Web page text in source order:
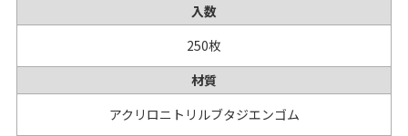
入数
250枚
材質
アクリロニトリルブタジエンゴム